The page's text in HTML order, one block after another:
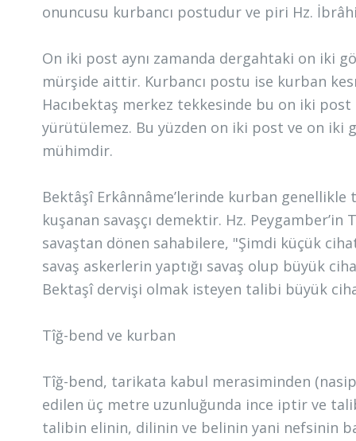
onuncusu kurbancı postudur ve piri Hz.
On iki post aynı zamanda dergahtaki on iki
mürşide aittir. Kurbancı postu ise kurban
Hacıbektaş merkez tekkesinde bu on iki
yürütülemez. Bu yüzden on iki post ve on
mühimdir.
Bektâşî Erkânnâme’lerinde kurban
kuşanan savaşçı demektir. Hz.
savaştan dönen sahabilere, "Şimdi küçük
savaş askerlerin yaptığı savaş olup büyük
Bektaşî dervişi olmak isteyen talibi büyük
Tîğ-bend ve kurban
Tîğ-bend, tarikata kabul merasiminden
edilen üç metre uzunluğunda ince iptir ve
talibin elinin, dilinin ve belinin yani nefsinin